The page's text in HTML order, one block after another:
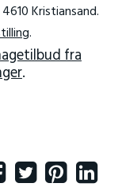
Kristiansand.
.
fra
.